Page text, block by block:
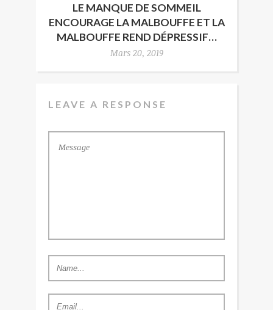
LE MANQUE DE SOMMEIL
ENCOURAGE LA MALBOUFFE ET LA
MALBOUFFE REND DÉPRESSIF…
Mars 20, 2019
LEAVE A RESPONSE